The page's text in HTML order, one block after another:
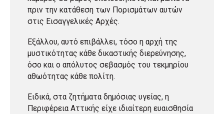
πριν την κατάθεση των Πορισμάτων αυτών
στις Εισαγγελικές Αρχές.
Εξάλλου, αυτό επιβάλλει, τόσο η αρχή της
μυστικότητας κάθε δικαστικής διερεύνησης,
όσο και ο απόλυτος σεβασμός του τεκμηρίου
αθωότητας κάθε πολίτη.
Ειδικά, στα ζητήματα δημόσιας υγείας, η
Περιφέρεια Αττικής είχε ιδιαίτερη ευαισθησία